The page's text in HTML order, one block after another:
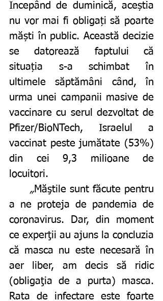
Începând de duminică, aceștia
nu vor mai fi obligați să poarte
măști în public. Această decizie
se datorează faptului că
situația s-a schimbat în
ultimele săptămâni când, în
urma unei campanii masive de
vaccinare cu serul dezvoltat de
Pfizer/BioNTech, Israelul a
vaccinat peste jumătate (53%)
din cei 9,3 milioane de
locuitori.
„Măştile sunt făcute pentru
a ne proteja de pandemia de
coronavirus. Dar, din moment
ce experţii au ajuns la concluzia
că masca nu este necesară în
aer liber, am decis să ridic
(obligaţia de a purta) masca.
Rata de infectare este foarte